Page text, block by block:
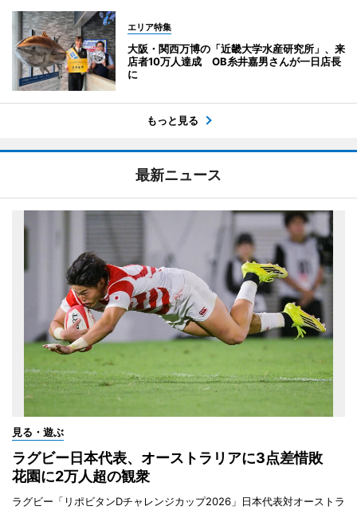
エリア特集
大阪・関西万博の「近畿大学水産研究所」、来
店者10万人達成 OB糸井嘉男さんが一日店長
に
もっと見る
最新ニュース
見る・遊ぶ
ラグビー日本代表、オーストラリアに3点差惜敗
花園に2万人超の観衆
ラグビー「リポビタンDチャレンジカップ2026」日本代表対オーストラ